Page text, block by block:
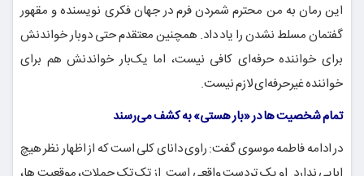
این رمان به من محترم شمردن فرم در جهان فکری نویسنده و مقهور
گفتمان مسلط نشدن را یاد داد. همچنین معتقدم حتی دوبار خواندنش
برای خواننده حرفه‌ای کافی نیست، اما یک‌بار خواندنش هم برای
خواننده غیرحرفه‌ای لازم نیست.
تمام شخصیت ها در «بار هستی» به کشف می‌رسند
در ادامه فاطمه موسوی گفت: راوی دانای کلی است که از اظهار نظر هیچ